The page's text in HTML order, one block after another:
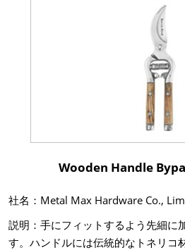
Wooden Handle
社名：Metal Max Hardware Co.,
説明：手にフィットするよう先細に
す。ハンドルには伝統的なトネリコ